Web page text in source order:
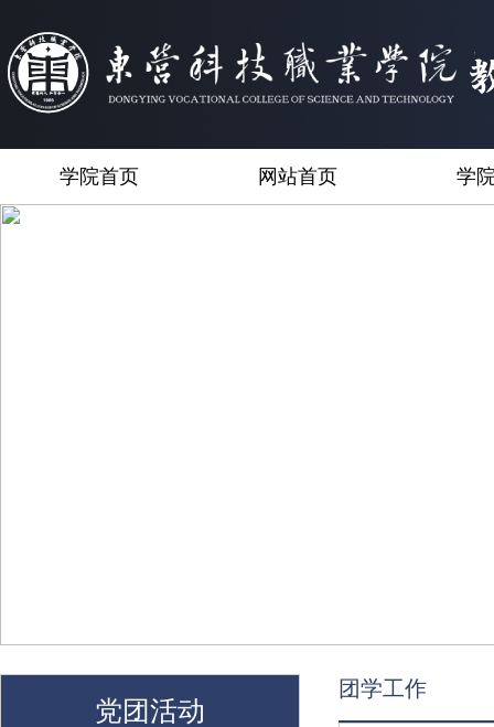
学院首页 网站首页 学
党团活动
团学工作